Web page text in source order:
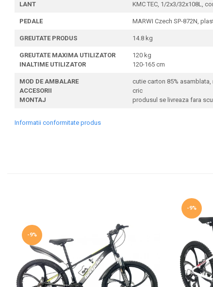
LANT KMC TEC, 1/2x3/32x108L,
PEDALE MARWI Czech SP-872N,
GREUTATE PRODUS 14.8 kg
GREUTATE MAXIMA UTILIZATOR
INALTIME UTILIZATOR
120 kg
120-165 cm
MOD DE AMBALARE
ACCESORII
MONTAJ
cutie carton 85% asamblata,
cric
produsul se livreaza fara
Informatii conformitate produs
-9%
-9%